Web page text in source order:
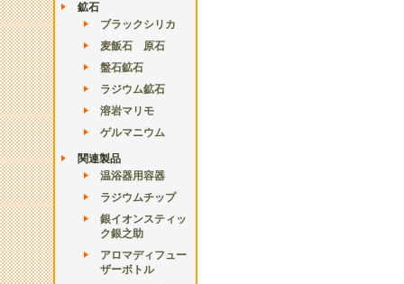
鉱石
ブラックシリカ
麦飯石 原石
盤石鉱石
ラジウム鉱石
溶岩マリモ
ゲルマニウム
関連製品
温浴器用容器
ラジウムチップ
銀イオンスティッ
ク銀之助
アロマディフュー
ザーボトル